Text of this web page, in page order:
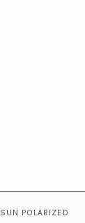
SUN POLARIZED